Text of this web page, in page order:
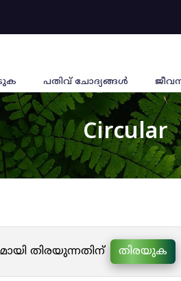
പതിവ് ചോദ്യങ്ങൾ
Circular
തിരയുന്നതിന് തിരയുക